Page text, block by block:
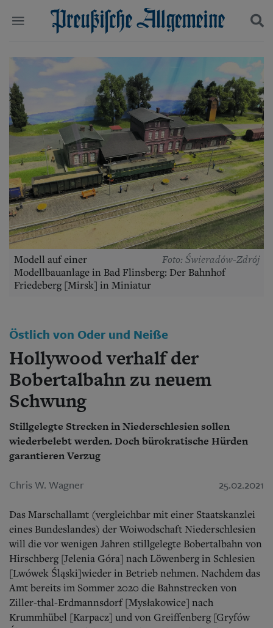
Start
Wer wir sind
Aktuelle Ausgabe
Abonnenten-Login
Archiv
Mediadaten
Kultur
Wirtschaft
Panorama
Gesellschaft
Leben
Geschichte
Ostpreußen
Pommern
Berlin-Brandenburg
Schlesien
Danzig und Westpreußen
Kontakt
Impressum
Suchen und finden
Foto: Świeradów-Zdrój
Modell auf einer
Modellbauanlage in Bad Flinsberg: Der Bahnhof
Friedeberg [Mirsk] in Miniatur
Östlich von Oder und Neiße
Hollywood verhalf der
Bobertalbahn zu neuem
Schwung
Stillgelegte Strecken in Niederschlesien sollen
wiederbelebt werden. Doch bürokratische Hürden
garantieren Verzug
Chris W. Wagner 25.02.2021
Das Marschallamt (vergleichbar mit einer Staatskanzlei
eines Bundeslandes) der Woiwodschaft Niederschlesien
will die vor wenigen Jahren stillgelegte Bobertalbahn von
Hirschberg [Jelenia Góra] nach Löwenberg in Schlesien
[Lwówek Śląski]wieder in Betrieb nehmen. Nachdem das
Amt bereits im Sommer 2020 die Bahnstrecken von
Ziller-thal-Erdmannsdorf [Mysłakowice] nach
Krummhübel [Karpacz] und von Greiffenberg [Gryfów